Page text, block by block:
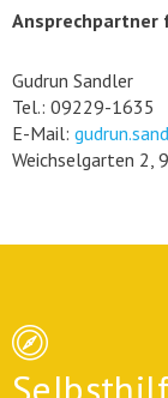
Ansprechpartner
Gudrun Sandler
Tel.: 09229-1635
E-Mail:
Weichselgarten 2,